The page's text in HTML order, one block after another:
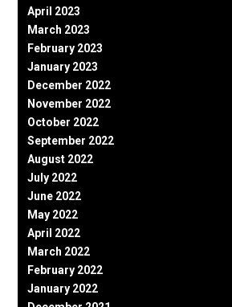
April 2023
March 2023
February 2023
January 2023
December 2022
November 2022
October 2022
September 2022
August 2022
July 2022
June 2022
May 2022
April 2022
March 2022
February 2022
January 2022